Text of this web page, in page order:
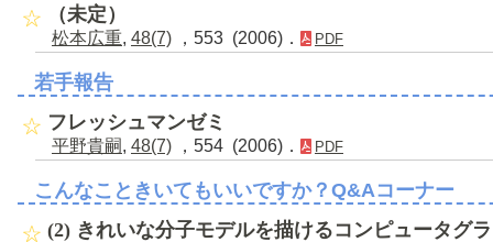
（未定）
松本広重, 48(7) ，553 (2006)． PDF
若手報告
フレッシュマンゼミ
平野貴嗣, 48(7) ，554 (2006)． PDF
こんなこときいてもいいですか？Q&Aコーナー
(2) きれいな分子モデルを描けるコンピュータグ